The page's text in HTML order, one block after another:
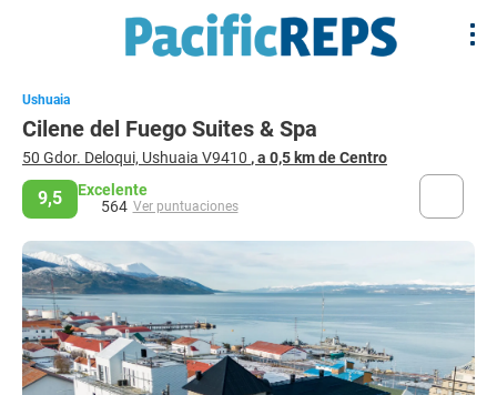
Ushuaia
Cilene del Fuego Suites & Spa
50 Gdor. Deloqui, Ushuaia V9410 , a 0,5 km de Centro
9,5
Excelente
564 Ver puntuaciones